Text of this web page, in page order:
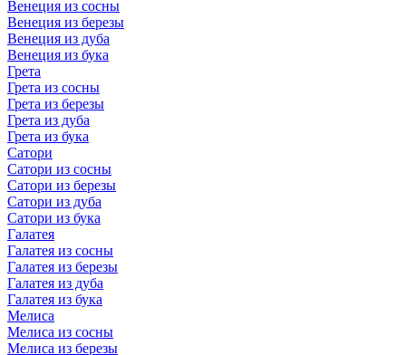
Венеция из сосны
Венеция из березы
Венеция из дуба
Венеция из бука
Грета
Грета из сосны
Грета из березы
Грета из дуба
Грета из бука
Сатори
Сатори из сосны
Сатори из березы
Сатори из дуба
Сатори из бука
Галатея
Галатея из сосны
Галатея из березы
Галатея из дуба
Галатея из бука
Мелиса
Мелиса из сосны
Мелиса из березы